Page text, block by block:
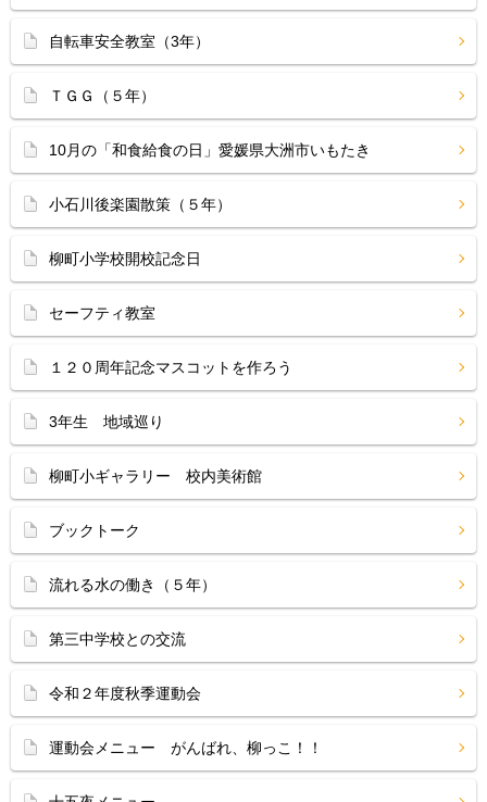
自転車安全教室（3年）
ＴＧＧ（５年）
10月の「和食給食の日」愛媛県大洲市いもたき
小石川後楽園散策（５年）
柳町小学校開校記念日
セーフティ教室
１２０周年記念マスコットを作ろう
3年生 地域巡り
柳町小ギャラリー 校内美術館
ブックトーク
流れる水の働き（５年）
第三中学校との交流
令和２年度秋季運動会
運動会メニュー がんばれ、柳っこ！！